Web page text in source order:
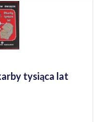
tysiąca lat